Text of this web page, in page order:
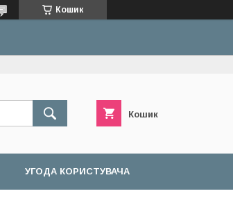
Кошик
Кошик
УГОДА КОРИСТУВАЧА